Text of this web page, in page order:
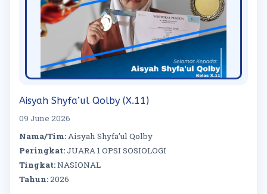
Aisyah Shyfa’ul Qolby (X.11)
09 June 2026
Nama/Tim:Aisyah Shyfa'ul Qolby
Peringkat:JUARA 1 OPSI SOSIOLOGI
Tingkat:NASIONAL
Tahun:2026